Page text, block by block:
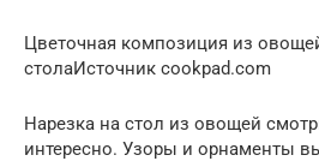
Цветочная композиция из
столаИсточник cookpad.com
Нарезка на стол из овощей
интересно. Узоры и орнаменты